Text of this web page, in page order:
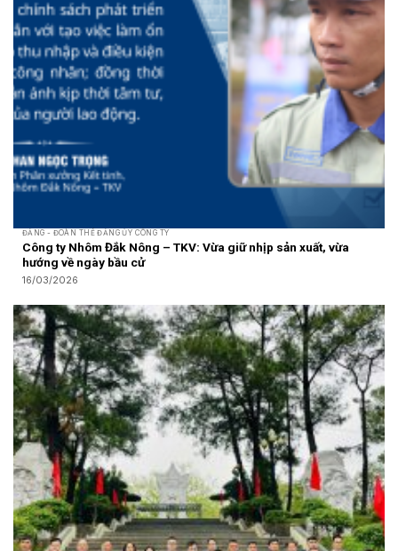
ĐẢNG - ĐOÀN THỂ ĐẢNG ỦY CÔNG TY
Công ty Nhôm Đắk Nông – TKV: Vừa giữ nhịp sản xuất, vừa
hướng về ngày bầu cử
16/03/2026